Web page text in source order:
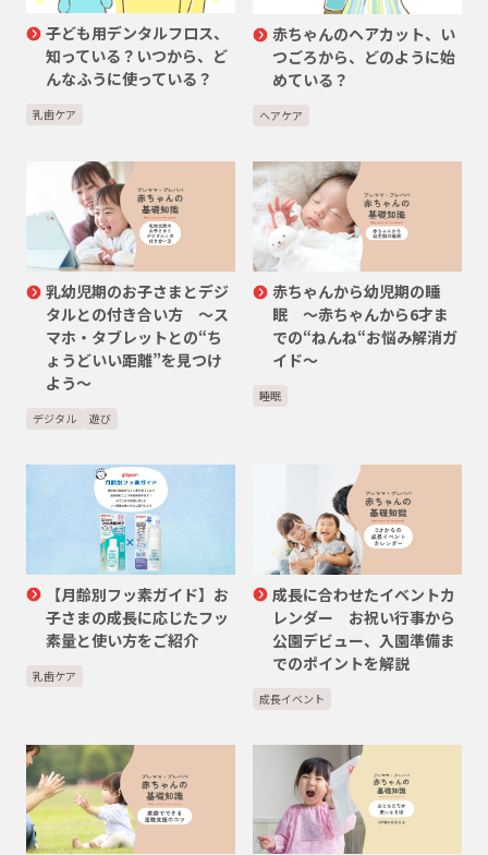
子ども用デンタルフロス、
知っている？いつから、ど
んなふうに使っている？
乳歯ケア
赤ちゃんのヘアカット、い
つごろから、どのように始
めている？
ヘアケア
乳幼児期のお子さまとデジ
タルとの付き合い方 ～ス
マホ・タブレットとの“ち
ょうどいい距離”を見つけ
よう〜
デジタル 遊び
赤ちゃんから幼児期の睡
眠 ～赤ちゃんから6才ま
での“ねんね“お悩み解消ガ
イド〜
睡眠
【月齢別フッ素ガイド】お
子さまの成長に応じたフッ
素量と使い方をご紹介
乳歯ケア
成長に合わせたイベントカ
レンダー お祝い行事から
公園デビュー、入園準備ま
でのポイントを解説
成長イベント